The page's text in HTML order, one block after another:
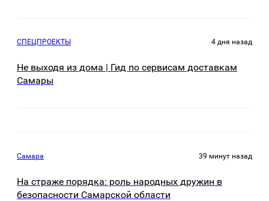
СПЕЦПРОЕКТЫ 4 дня назад
Не выходя из дома | Гид по сервисам доставкам
Самары
Самара 39 минут назад
На страже порядка: роль народных дружин в
безопасности Самарской области